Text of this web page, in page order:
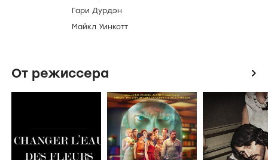
Гари Дурдэн
Майкл Уинкотт
От режиссера icon